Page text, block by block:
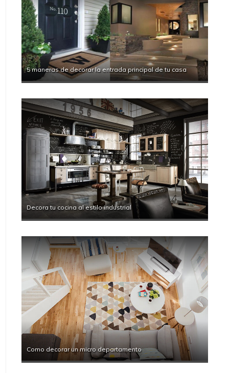
5 maneras de decorar la entrada principal de tu casa
Decora tu cocina al estilo industrial
Como decorar un micro departamento